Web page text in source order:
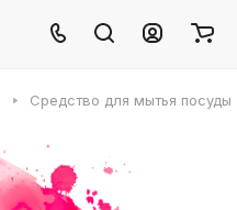
Средство для мытья посуды